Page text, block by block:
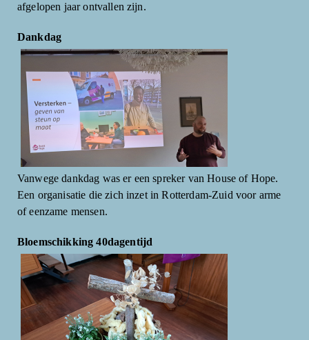
afgelopen jaar ontvallen zijn.
Dankdag
Vanwege dankdag was er een spreker van House of Hope.
Een organisatie die zich inzet in Rotterdam-Zuid voor arme
of eenzame mensen.
Bloemschikking 40dagentijd